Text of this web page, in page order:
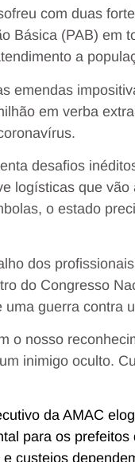
com duas
Básica (PAB) em
a
emendas
em verba
desafios
logísticas que
o estado
dos
do Congresso
guerra contra
o nosso
inimigo oculto.
da AMAC
para os
custeios